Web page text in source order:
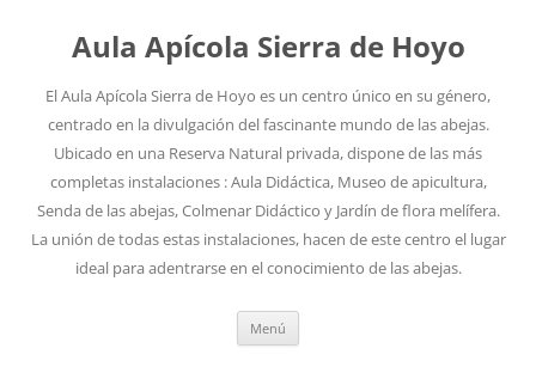
Aula Apícola Sierra de Hoyo
El Aula Apícola Sierra de Hoyo es un centro único en su género,
centrado en la divulgación del fascinante mundo de las abejas.
Ubicado en una Reserva Natural privada, dispone de las más
completas instalaciones : Aula Didáctica, Museo de apicultura,
Senda de las abejas, Colmenar Didáctico y Jardín de flora melífera.
La unión de todas estas instalaciones, hacen de este centro el lugar
ideal para adentrarse en el conocimiento de las abejas.
Menú